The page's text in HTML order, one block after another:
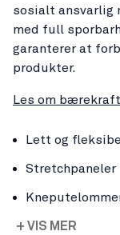
sosialt ansvarlig
med full
garanterer at
produkter.
Les om
Lett og
Stretchpaneler
+ VIS MER